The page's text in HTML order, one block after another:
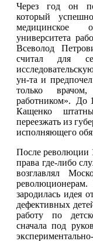
Через год он
который
медицинское
университета
Всеволод
считал для
ун-та и
только
работником». До
Кащенко
переезжать из
исполняющего
После революции
права где-либо
возглавлял
зародилась идея
дефективных
работу по
сначала под